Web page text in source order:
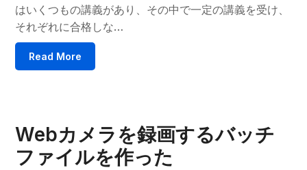
はいくつもの講義があり、その中で一定の講義を受け、
それぞれに合格しな…
Read More
Webカメラを録画するバッチ
ファイルを作った